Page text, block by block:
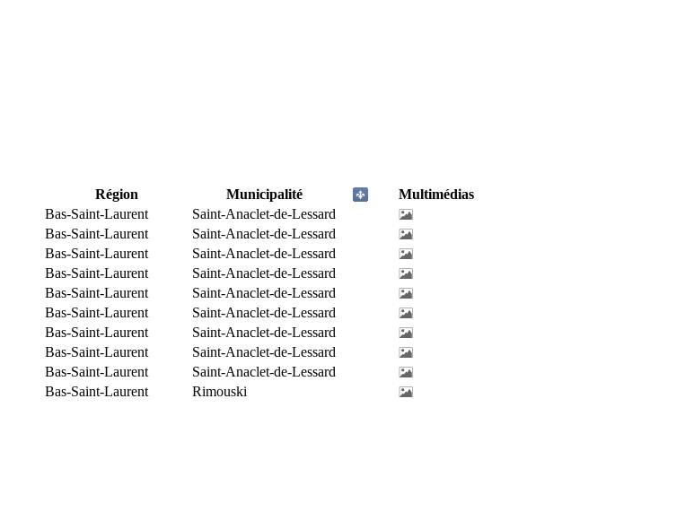
Région Municipalité
Multimédias
Bas-Saint-Laurent
Saint-Anaclet-de-Lessard
Bas-Saint-Laurent
Saint-Anaclet-de-Lessard
Bas-Saint-Laurent
Saint-Anaclet-de-Lessard
Bas-Saint-Laurent
Saint-Anaclet-de-Lessard
Bas-Saint-Laurent
Saint-Anaclet-de-Lessard
Bas-Saint-Laurent
Saint-Anaclet-de-Lessard
Bas-Saint-Laurent
Saint-Anaclet-de-Lessard
Bas-Saint-Laurent
Saint-Anaclet-de-Lessard
Bas-Saint-Laurent
Saint-Anaclet-de-Lessard
Bas-Saint-Laurent Rimouski